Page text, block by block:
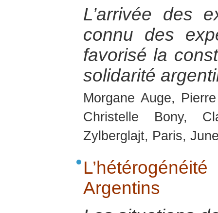
L’arrivée des
connu des
favorisé la
solidarité
Morgane Auge,
Christelle Bony,
Zylberglajt, Paris,
Argentins